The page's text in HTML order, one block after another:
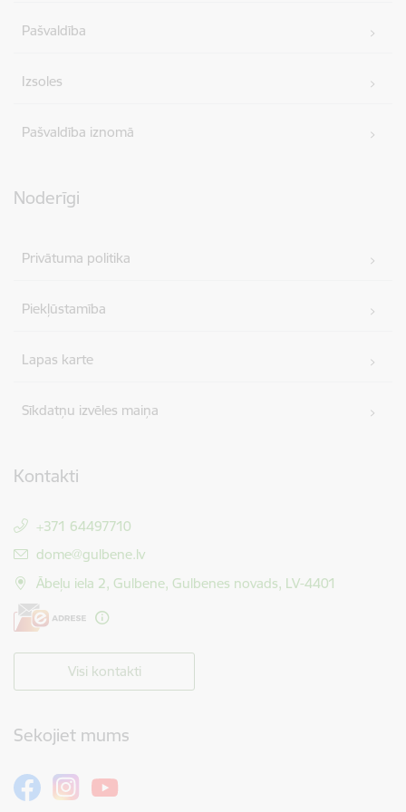
Pašvaldība
Izsoles
Pašvaldība iznomā
Noderīgi
Privātuma politika
Piekļūstamība
Lapas karte
Sīkdatņu izvēles maiņa
Kontakti
+371 64497710
E-pasts:
dome@gulbene.lv
Ābeļu iela 2, Gulbene, Gulbenes novads, LV-4401
Visi kontakti
Sekojiet mums